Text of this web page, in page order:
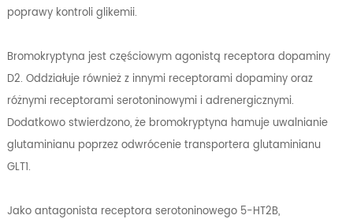
poprawy kontroli glikemii.
Bromokryptyna jest częściowym agonistą receptora dopaminy
D2. Oddziałuje również z innymi receptorami dopaminy oraz
różnymi receptorami serotoninowymi i adrenergicznymi.
Dodatkowo stwierdzono, że bromokryptyna hamuje uwalnianie
glutaminianu poprzez odwrócenie transportera glutaminianu
GLT1.
Jako antagonista receptora serotoninowego 5-HT2B,